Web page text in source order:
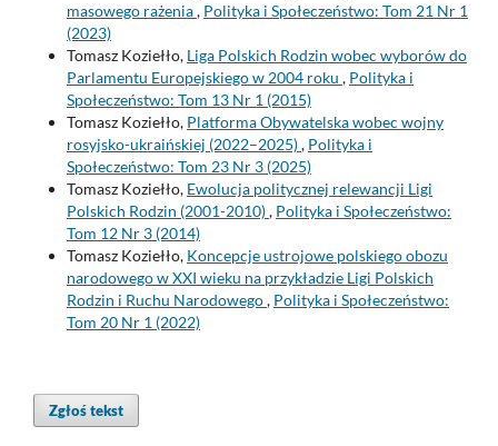
masowego rażenia, Polityka i Społeczeństwo: Tom 21 Nr 1
(2023)
Tomasz Koziełło, Liga Polskich Rodzin wobec wyborów do
Parlamentu Europejskiego w 2004 roku , Polityka i
Społeczeństwo: Tom 13 Nr 1 (2015)
Tomasz Koziełło, Platforma Obywatelska wobec wojny
rosyjsko-ukraińskiej (2022–2025), Polityka i
Społeczeństwo: Tom 23 Nr 3 (2025)
Tomasz Koziełło, Ewolucja politycznej relewancji Ligi
Polskich Rodzin (2001-2010), Polityka i Społeczeństwo:
Tom 12 Nr 3 (2014)
Tomasz Koziełło, Koncepcje ustrojowe polskiego obozu
narodowego w XXI wieku na przykładzie Ligi Polskich
Rodzin i Ruchu Narodowego, Polityka i Społeczeństwo:
Tom 20 Nr 1 (2022)
Zgłoś tekst